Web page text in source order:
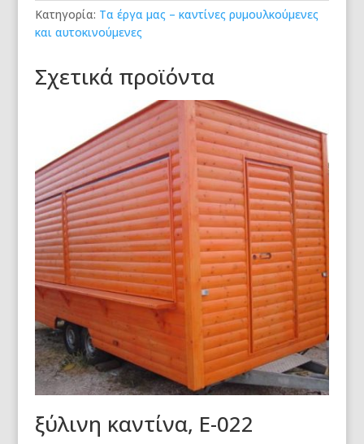
Κατηγορία: Τα έργα μας – καντίνες ρυμουλκούμενες
και αυτοκινούμενες
Σχετικά προϊόντα
ξύλινη καντίνα, Е-022